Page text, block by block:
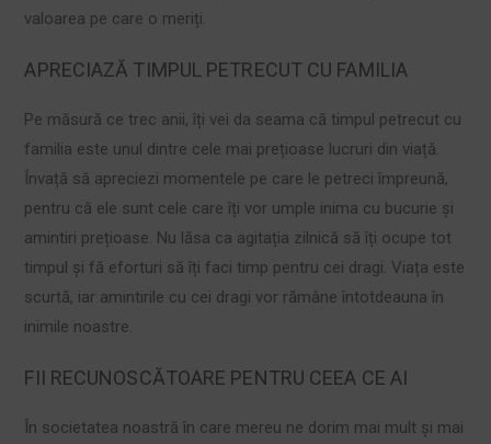
valoarea pe care o meriți.
APRECIAZĂ TIMPUL PETRECUT CU FAMILIA
Pe măsură ce trec anii, îți vei da seama că timpul petrecut cu
familia este unul dintre cele mai prețioase lucruri din viață.
Învață să apreciezi momentele pe care le petreci împreună,
pentru că ele sunt cele care îți vor umple inima cu bucurie și
amintiri prețioase. Nu lăsa ca agitația zilnică să îți ocupe tot
timpul și fă eforturi să îți faci timp pentru cei dragi. Viața este
scurtă, iar amintirile cu cei dragi vor rămâne întotdeauna în
inimile noastre.
FII RECUNOSCĂTOARE PENTRU CEEA CE AI
În societatea noastră în care mereu ne dorim mai mult și mai